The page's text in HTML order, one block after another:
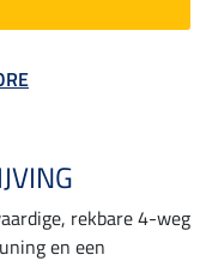
rekbare 4-weg
en een